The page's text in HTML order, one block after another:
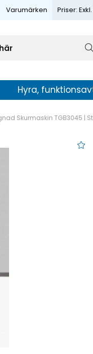
Varumärken Priser:
Hyra,
Skurmaskin TGB3045 |